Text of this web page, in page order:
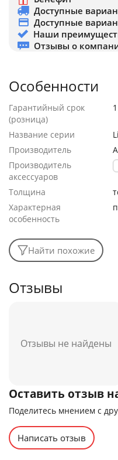
Доступные
Доступные
Наши
Отзывы о
Особенности
Гарантийный срок
(розница)
Название серии
Производитель
Производитель
аксессуаров
Толщина
Характерная
особенность
Найти похожие
Отзывы
Отзывы не найдены
Оставить отзыв
Поделитесь мнением с
Написать отзыв